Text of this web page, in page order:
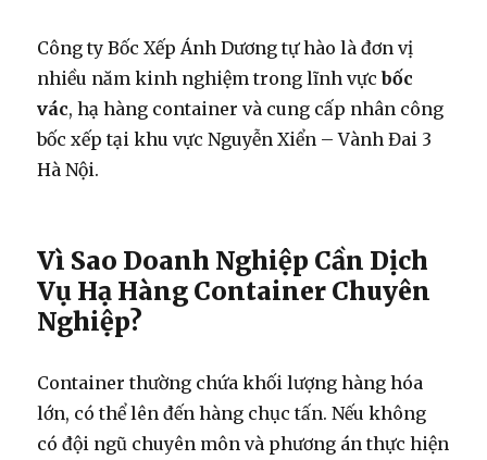
Công ty Bốc Xếp Ánh Dương tự hào là đơn vị
nhiều năm kinh nghiệm trong lĩnh vựcbốc
vác, hạ hàng container và cung cấp nhân công
bốc xếp tại khu vực Nguyễn Xiển – Vành Đai 3
Hà Nội.
Vì Sao Doanh Nghiệp Cần Dịch
Vụ Hạ Hàng Container Chuyên
Nghiệp?
Container thường chứa khối lượng hàng hóa
lớn, có thể lên đến hàng chục tấn. Nếu không
có đội ngũ chuyên môn và phương án thực hiện